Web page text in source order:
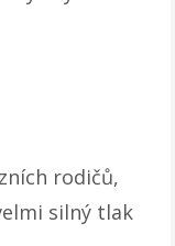
rodičů,
silný tlak